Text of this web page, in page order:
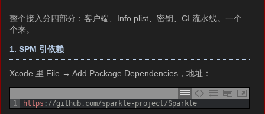
整个接入分四部分：客户端、Info.plist、密钥、CI 流水线。一个
个来。
1. SPM 引依赖
Xcode 里 File → Add Package Dependencies，地址：
1 https : //github.com/sparkle-project/Sparkle